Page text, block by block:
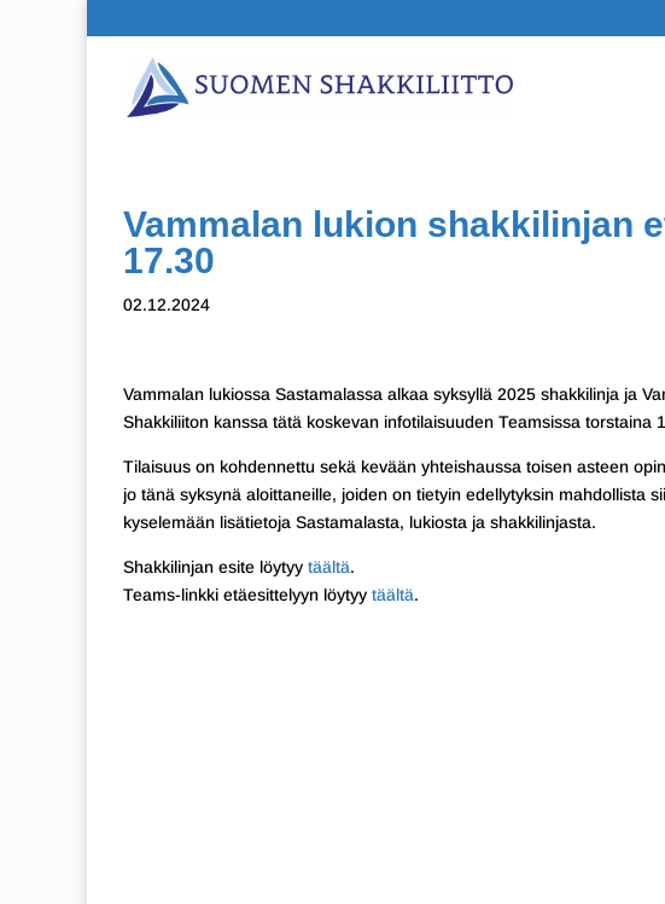
Vammalan lukion shakkilinjan
17.30
02.12.2024
Vammalan lukiossa Sastamalassa alkaa syksyllä 2025 shakkilinja ja
Shakkiliiton kanssa tätä koskevan infotilaisuuden Teamsissa torstaina
Tilaisuus on kohdennettu sekä kevään yhteishaussa toisen asteen
jo tänä syksynä aloittaneille, joiden on tietyin edellytyksin mahdollista
kyselemään lisätietoja Sastamalasta, lukiosta ja shakkilinjasta.
Shakkilinjan esite löytyy täältä.
Teams-linkki etäesittelyyn löytyy täältä.